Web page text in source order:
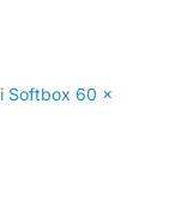
un boîtier
pèse
une
Softbox 60 x